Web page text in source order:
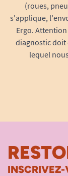
(roues,
s'applique,
Ergo.
diagnostic doit
lequel
INSCRIVEZ-